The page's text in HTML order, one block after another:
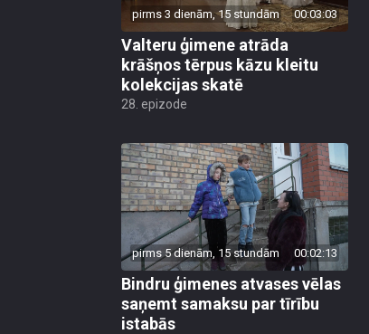
pirms 3 dienām, 15 stundām 00:03:03
Valteru ģimene atrāda
krāšņos tērpus kāzu kleitu
kolekcijas skatē
28. epizode
pirms 5 dienām, 15 stundām 00:02:13
Bindru ģimenes atvases vēlas
saņemt samaksu par tīrību
istabās